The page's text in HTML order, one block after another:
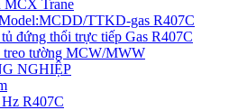
MCX Trane
TTKD-gas R407C
đứng thổi trực tiếp Gas R407C
treo tường MCW/MWW
NGHIỆP
R407C